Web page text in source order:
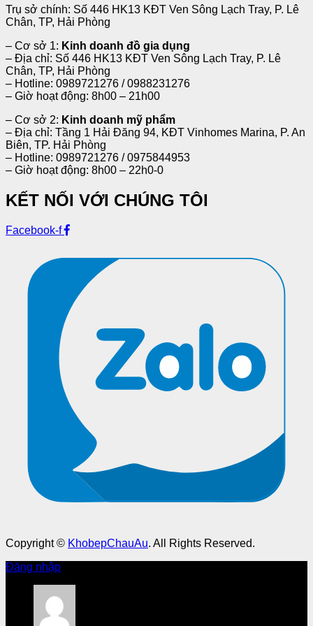
Trụ sở chính: Số 446 HK13 KĐT Ven Sông Lạch Tray, P. Lê
Chân, TP, Hải Phòng
– Cơ sở 1: Kinh doanh đồ gia dụng
– Địa chỉ: Số 446 HK13 KĐT Ven Sông Lạch Tray, P. Lê
Chân, TP, Hải Phòng
– Hotline: 0989721276 / 0988231276
– Giờ hoạt động: 8h00 – 21h00
– Cơ sở 2: Kinh doanh mỹ phẩm
– Địa chỉ: Tầng 1 Hải Đăng 94, KĐT Vinhomes Marina, P. An
Biên, TP. Hải Phòng
– Hotline: 0989721276 / 0975844953
– Giờ hoạt động: 8h00 – 22h0-0
KẾT NỐI VỚI CHÚNG TÔI
Facebook-f
Copyright © KhobepChauAu. All Rights Reserved.
Đăng nhập